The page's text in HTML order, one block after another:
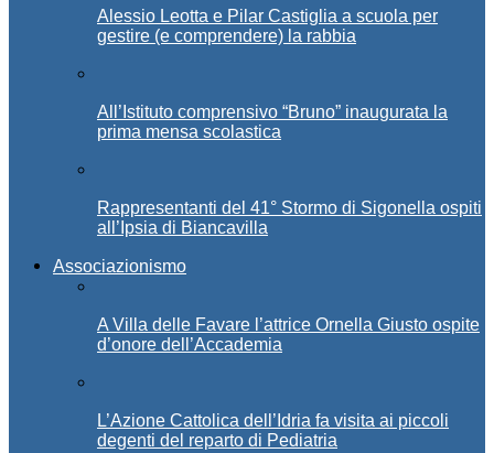
Alessio Leotta e Pilar Castiglia a scuola per
gestire (e comprendere) la rabbia
All’Istituto comprensivo “Bruno” inaugurata la
prima mensa scolastica
Rappresentanti del 41° Stormo di Sigonella ospiti
all’Ipsia di Biancavilla
Associazionismo
A Villa delle Favare l’attrice Ornella Giusto ospite
d’onore dell’Accademia
L’Azione Cattolica dell’Idria fa visita ai piccoli
degenti del reparto di Pediatria